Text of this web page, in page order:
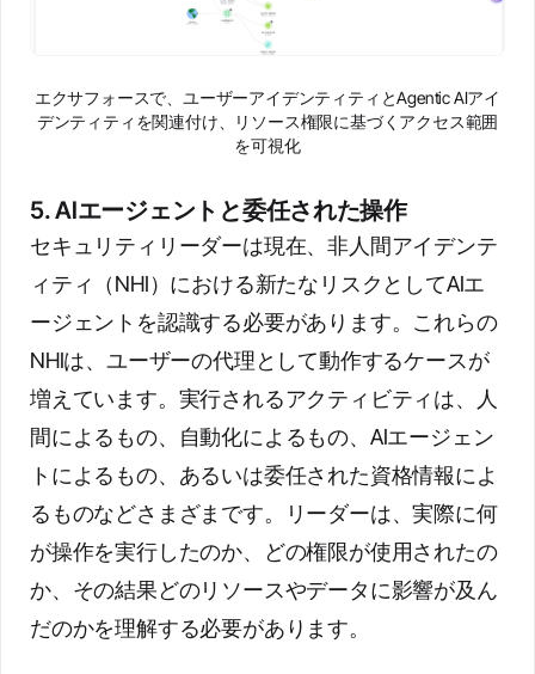
エクサフォースで、ユーザーアイデンティティとAgentic AIアイ
デンティティを関連付け、リソース権限に基づくアクセス範囲
を可視化
5. AIエージェントと委任された操作
セキュリティリーダーは現在、非人間アイデンテ
ィティ（NHI）における新たなリスクとしてAIエ
ージェントを認識する必要があります。これらの
NHIは、ユーザーの代理として動作するケースが
増えています。実行されるアクティビティは、人
間によるもの、自動化によるもの、AIエージェン
トによるもの、あるいは委任された資格情報によ
るものなどさまざまです。リーダーは、実際に何
が操作を実行したのか、どの権限が使用されたの
か、その結果どのリソースやデータに影響が及ん
だのかを理解する必要があります。